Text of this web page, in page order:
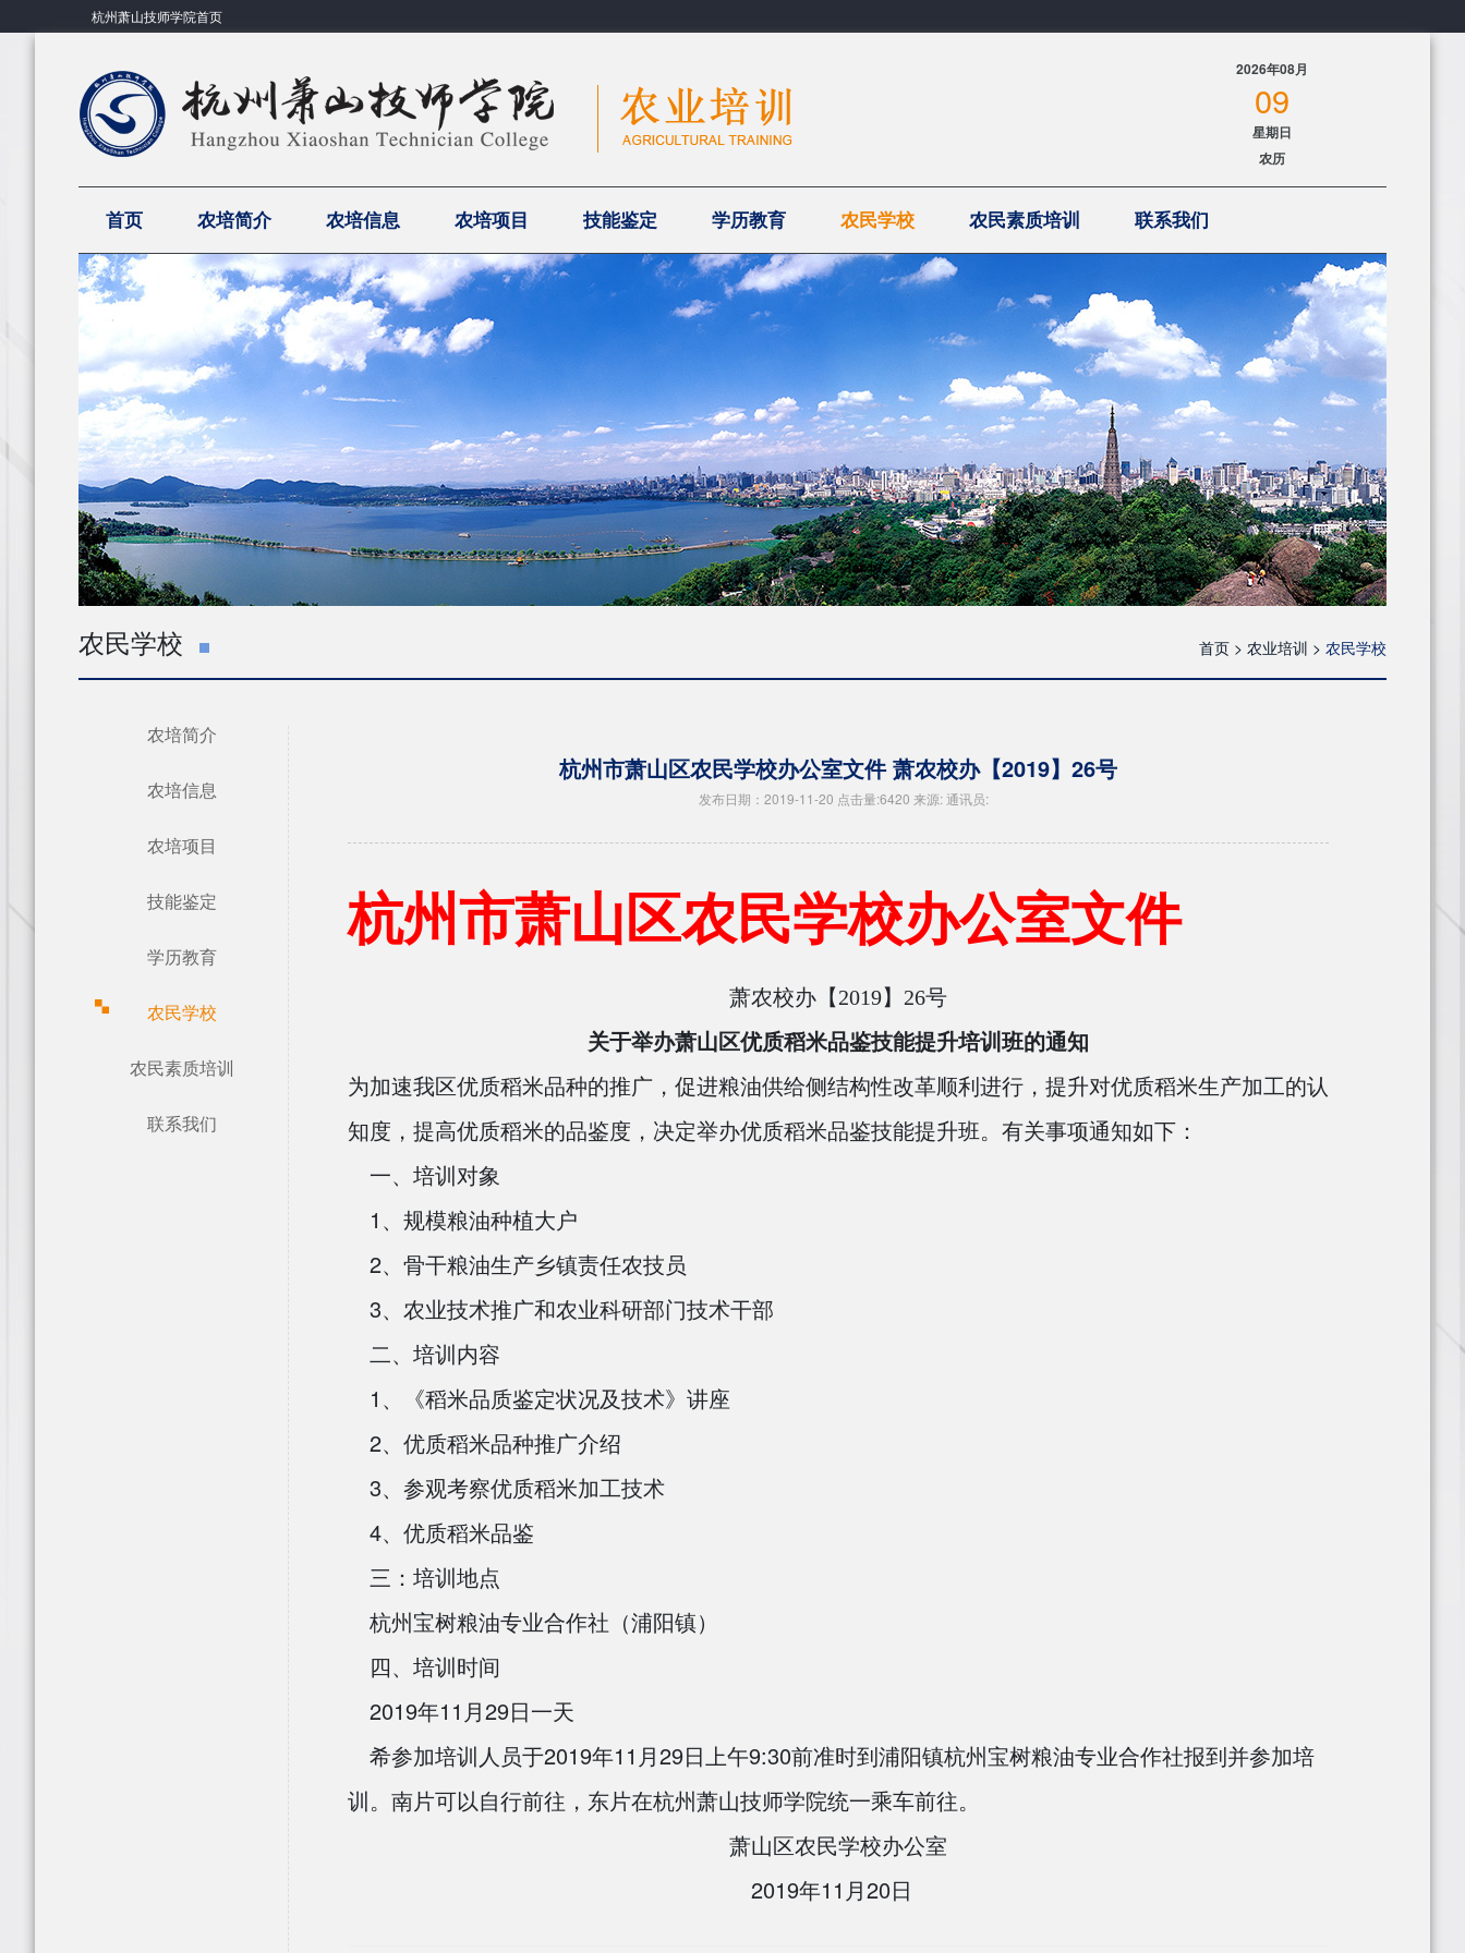
杭州萧山技师学院首页
2026年08月
09
星期日
农历
首页 农培简介 农培信息 农培项目 技能鉴定 学历教育 农民学校 农民素质培训 联系我们
农民学校 首页 > 农业培训 > 农民学校
农培简介
农培信息
农培项目
技能鉴定
学历教育
农民学校
农民素质培训
联系我们
杭州市萧山区农民学校办公室文件 萧农校办【2019】26号
发布日期：2019-11-20 点击量:6420 来源: 通讯员:
杭州市萧山区农民学校办公室文件
萧农校办【2019】 26号
关于举办萧山区优质稻米品鉴技能提升培训班的通知
为加速我区优质稻米品种的推广，促进粮油供给侧结构性改革顺利进行，提升对优质稻米生产加工的认
知度，提高优质稻米的品鉴度，决定举办优质稻米品鉴技能提升班。有关事项通知如下：
一、培训对象
1 、规模粮油种植大户
2、骨干粮油生产乡镇责任农技员
3、农业技术推广和农业科研部门技术干部
二、培训内容
1 、《稻米品质鉴定状况及技术》讲座
2、优质稻米品种推广介绍
3、参观考察优质稻米加工技术
4、优质稻米品鉴
三：培训地点
杭州宝树粮油专业合作社（浦阳镇）
四、培训时间
2019年11 月 29日一天
希参加培训人员于2019年11 月 29日上午9:30前准时到浦阳镇杭州宝树粮油专业合作社报到并参加培
训。南片可以自行前往，东片在杭州萧山技师学院统一乘车前往。
萧山区农民学校办公室
2019年11 月 20 日